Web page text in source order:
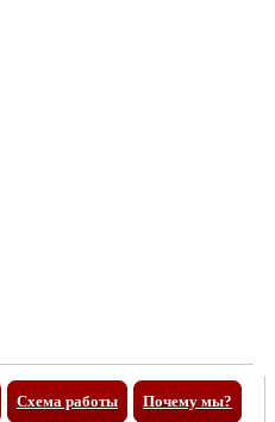
Почему мы?
Схема работы